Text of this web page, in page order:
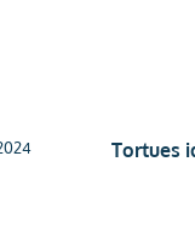
Tortues